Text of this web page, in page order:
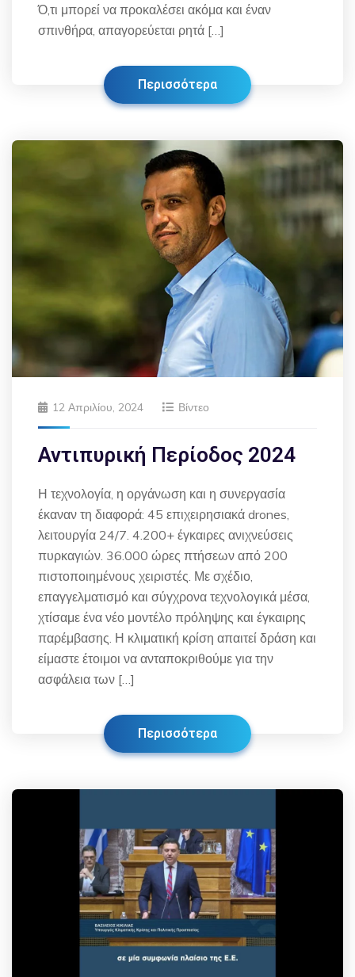
Ό,τι μπορεί να προκαλέσει ακόμα και έναν
σπινθήρα, απαγορεύεται ρητά […]
Περισσότερα
12 Απριλίου, 2024 Βίντεο
Αντιπυρική Περίοδος 2024
Η τεχνολογία, η οργάνωση και η συνεργασία
έκαναν τη διαφορά: 45 επιχειρησιακά drones,
λειτουργία 24/7. 4.200+ έγκαιρες ανιχνεύσεις
πυρκαγιών. 36.000 ώρες πτήσεων από 200
πιστοποιημένους χειριστές. Με σχέδιο,
επαγγελματισμό και σύγχρονα τεχνολογικά μέσα,
χτίσαμε ένα νέο μοντέλο πρόληψης και έγκαιρης
παρέμβασης. Η κλιματική κρίση απαιτεί δράση και
είμαστε έτοιμοι να ανταποκριθούμε για την
ασφάλεια των […]
Περισσότερα